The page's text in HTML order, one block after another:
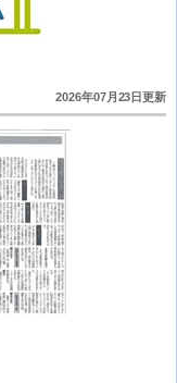
2026年07月23日更新